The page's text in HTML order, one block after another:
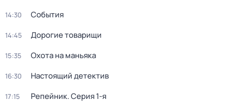
14:30 События
14:45 Дорогие товарищи
15:35 Охота на маньяка
16:30 Настоящий детектив
17:15 Репейник. Серия 1-я